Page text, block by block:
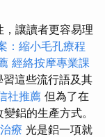
讓讀者更容易理
：縮小毛孔療程
經絡按摩專業課
習這些流行語及其
社推薦 但為了在
鋁的生產方式。
療 光是鋁一項就